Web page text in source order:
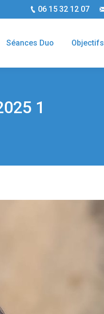
06 15 32 12 07
Séances Duo Objectifs
1